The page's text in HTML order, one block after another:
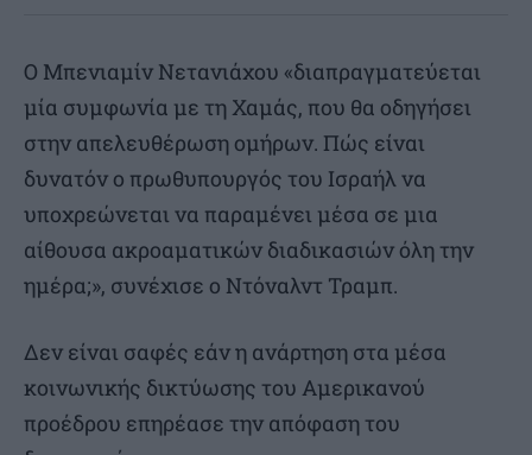
Ο Μπενιαμίν Νετανιάχου «διαπραγματεύεται
μία συμφωνία με τη Χαμάς, που θα οδηγήσει
στην απελευθέρωση ομήρων. Πώς είναι
δυνατόν ο πρωθυπουργός του Ισραήλ να
υποχρεώνεται να παραμένει μέσα σε μια
αίθουσα ακροαματικών διαδικασιών όλη την
ημέρα;», συνέχισε ο Ντόναλντ Τραμπ.
Δεν είναι σαφές εάν η ανάρτηση στα μέσα
κοινωνικής δικτύωσης του Αμερικανού
προέδρου επηρέασε την απόφαση του